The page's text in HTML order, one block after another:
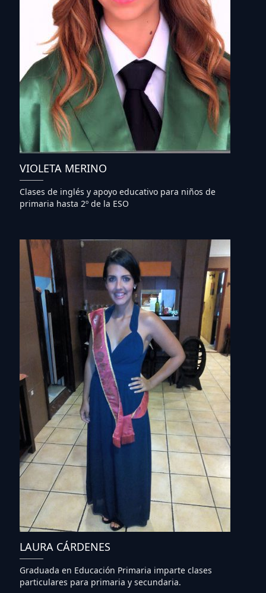
VIOLETA MERINO
Clases de inglés y apoyo educativo para niños de
primaria hasta 2º de la ESO
LAURA CÁRDENES
Graduada en Educación Primaria imparte clases
particulares para primaria y secundaria.